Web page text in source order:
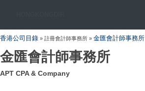
香港公司目錄 » 註冊會計師事務所 » 金匯會計師事務所
金匯會計師事務所
APT CPA & Company